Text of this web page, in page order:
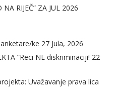
NA RIJEČ” ZA JUL 2026
ke 27 Jula, 2026
”Reci NE diskriminaciji! 22
Uvažavanje prava lica